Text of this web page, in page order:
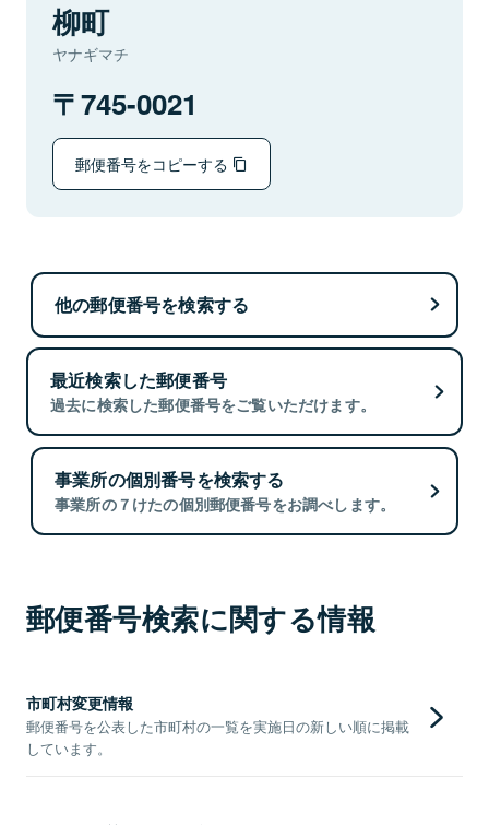
柳町
ヤナギマチ
745-0021
郵便番号をコピーする
他の郵便番号を検索する
最近検索した郵便番号
過去に検索した郵便番号をご覧いただけます。
事業所の個別番号を検索する
事業所の７けたの個別郵便番号をお調べします。
郵便番号検索に関する情報
市町村変更情報
郵便番号を公表した市町村の一覧を実施日の新しい順に掲載
しています。